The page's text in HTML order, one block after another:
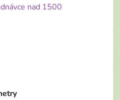
nad 1500